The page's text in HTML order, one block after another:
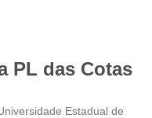
PL das Cotas
Estadual de